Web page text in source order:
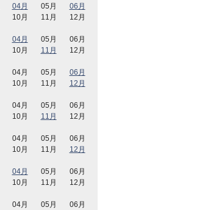
04月 05月
06月
10月 11月
12月
04月 05月
06月
10月 11月
12月
04月 05月
06月
10月 11月
12月
04月 05月
06月
10月 11月
12月
04月 05月
06月
10月 11月
12月
04月 05月
06月
10月 11月
12月
04月 05月
06月